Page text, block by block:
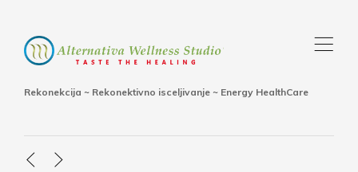
,
Rekonekcija ~ Rekonektivno isceljivanje ~ Energy HealthCare
< >